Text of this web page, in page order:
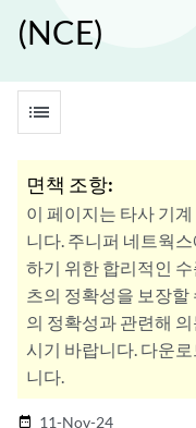
(NCE)
list
면책 조항:
이 페이지는 타사 기
니다. 주니퍼 네트웍
하기 위한 합리적인
츠의 정확성을 보장할
의 정확성과 관련해
시기 바랍니다. 다운
니다.
date_range 11-Nov-24